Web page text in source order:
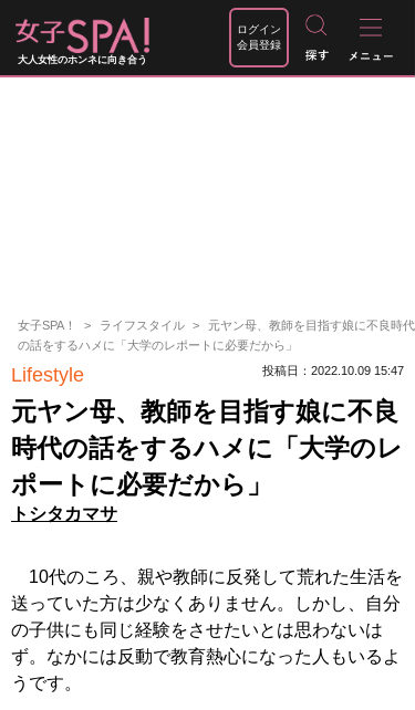
大人女性のホンネに向き合う
ログイン
会員登録
女子SPA！ ライフスタイル
元ヤン母、教師を目指す娘に不良時代
の話をするハメに「大学のレポートに必要だから」
Lifestyle 投稿日：2022.10.09 15:47
元ヤン母、教師を目指す娘に不良
時代の話をするハメに「大学のレ
ポートに必要だから」
トシタカマサ
10代のころ、親や教師に反発して荒れた生活を
送っていた方は少なくありません。しかし、自分
の子供にも同じ経験をさせたいとは思わないは
ず。なかには反動で教育熱心になった人もいるよ
うです。